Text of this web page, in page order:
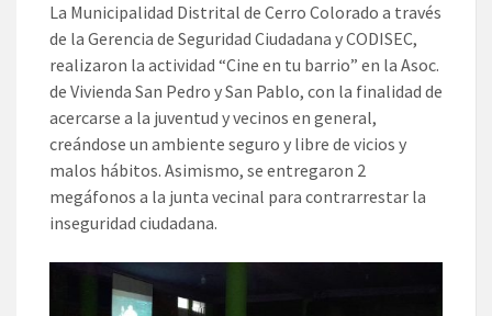
La Municipalidad Distrital de Cerro Colorado a través
de la Gerencia de Seguridad Ciudadana y CODISEC,
realizaron la actividad “Cine en tu barrio” en la Asoc.
de Vivienda San Pedro y San Pablo, con la finalidad de
acercarse a la juventud y vecinos en general,
creándose un ambiente seguro y libre de vicios y
malos hábitos. Asimismo, se entregaron 2
megáfonos a la junta vecinal para contrarrestar la
inseguridad ciudadana.